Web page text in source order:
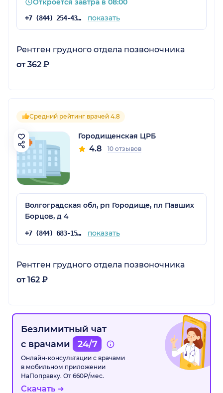
Откроется завтра в 08:00
+7 (844) 254-43-02 показать
Рентген грудного отдела позвоночника
от 362 ₽
Средний рейтинг врачей 4.8
Городищенская ЦРБ
4.8 10 отзывов
Волгоградская обл, рп Городище, пл Павших
Борцов, д 4
+7 (844) 683-15-88 показать
Рентген грудного отдела позвоночника
от 162 ₽
Безлимитный чат
с врачами
24/7
Онлайн-консультации с врачами
в мобильном приложении
НаПоправку. От 660₽/мес.
Скачать